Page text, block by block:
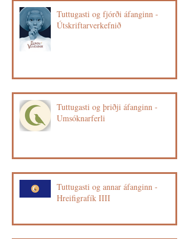
Tuttugasti og fjórði áfanginn -
Útskriftarverkefnið
Tuttugasti og þriðji áfanginn -
Umsóknarferli
Tuttugasti og annar áfanginn -
Hreifigrafík IIII